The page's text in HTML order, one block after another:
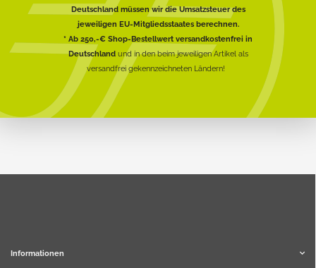
Deutschland müssen wir die Umsatzsteuer des
jeweiligen EU-Mitgliedsstaates berechnen.
* Ab 250,-€ Shop-Bestellwert versandkostenfrei in
Deutschlandund in den beim jeweiligen Artikel als
versandfrei gekennzeichneten Ländern!
Informationen